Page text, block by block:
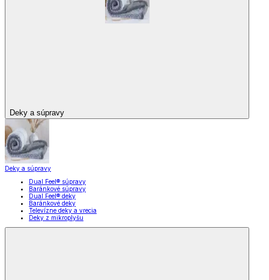
Deky a súpravy
Deky a súpravy
Dual Feel® súpravy
Baránkové súpravy
Dual Feel® deky
Baránkové deky
Televízne deky a vrecia
Deky z mikroplyšu